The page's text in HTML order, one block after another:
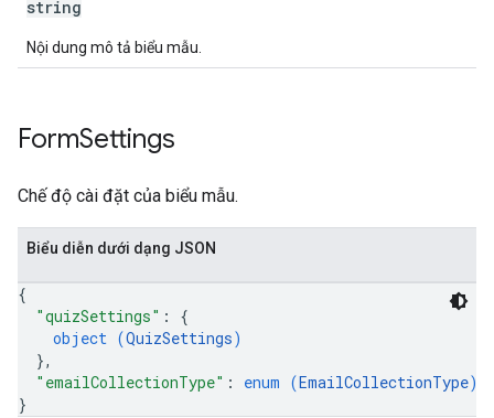
string
Nội dung mô tả biểu mẫu.
FormSettings
Chế độ cài đặt của biểu mẫu.
Biểu diễn dưới dạng JSON
{
"quizSettings" : {
object (QuizSettings)
},
"emailCollectionType" : enum (EmailCollectionType)
}